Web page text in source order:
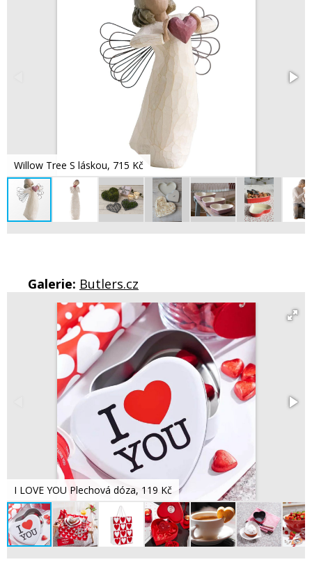
Willow Tree S láskou, 715 Kč
Galerie: Butlers.cz
I LOVE YOU Plechová dóza, 119 Kč